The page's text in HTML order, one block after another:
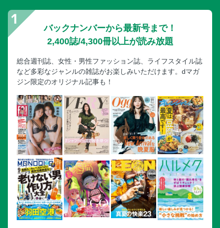
バックナンバーから最新号まで！
2,400誌/4,300冊以上が読み放題
総合週刊誌、女性・男性ファッション誌、ライフスタイル誌
など多彩なジャンルの雑誌がお楽しみいただけます。dマガ
ジン限定のオリジナル記事も！